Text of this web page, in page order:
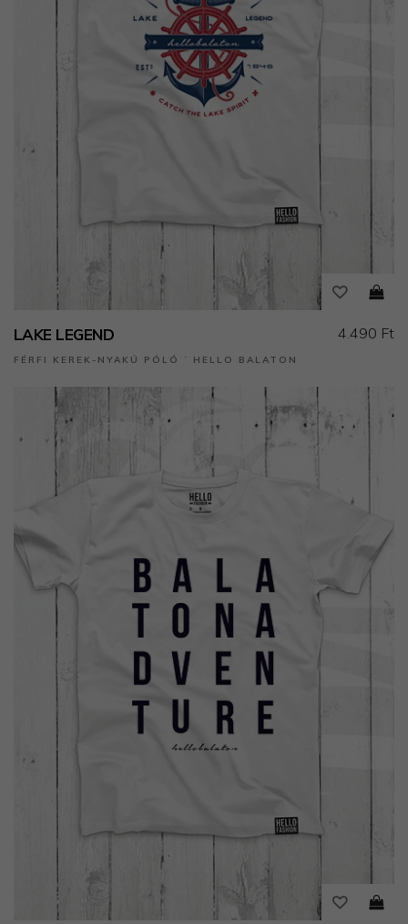
LAKE LEGEND
FÉRFI KEREK-NYAKÚ PÓLÓ ˙ HELLO BALATON
4.490 Ft